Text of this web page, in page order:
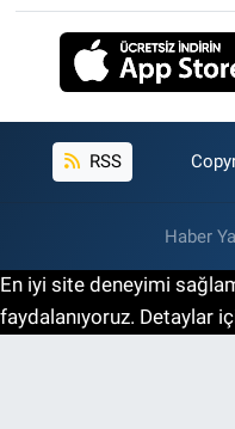
RSS
Haber
En iyi site deneyimi
faydalanıyoruz. Detaylar